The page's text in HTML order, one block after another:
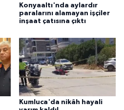
Konyaaltı'nda aylardır
paralarını alamayan işçiler
inşaat çatısına çıktı
Kumluca'da nikâh hayali